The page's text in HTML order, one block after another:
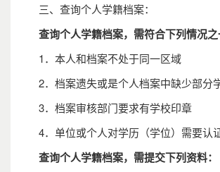
三、查询个人学籍档案：
查询个人学籍档案，需符合下列情况之
1．本人和档案不处于同一区域
2．档案遗失或是个人档案中缺少部分
3．档案审核部门要求有学校印章
4．单位或个人对学历（学位）需要认
查询个人学籍档案，需提交下列资料：